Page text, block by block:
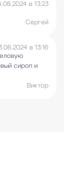
в 13:23
Сергей
в 13:16
сироп и
Виктор